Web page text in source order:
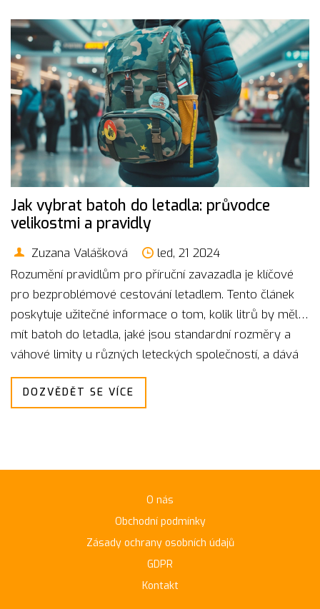
Jak vybrat batoh do letadla: průvodce
velikostmi a pravidly
Zuzana Valášková
led, 21 2024
Rozumění pravidlům pro příruční zavazadla je klíčové
pro bezproblémové cestování letadlem. Tento článek
poskytuje užitečné informace o tom, kolik litrů by měl
mít batoh do letadla, jaké jsou standardní rozměry a
váhové limity u různých leteckých společností, a dává
tipy na to, jak nejlépe vybírat batoh, aby splňoval
požadavky a zároveň byl praktický.
DOZVĚDĚT SE VÍCE
O nás
Obchodní podmínky
Zásady ochrany osobních údajů
GDPR
Kontakt